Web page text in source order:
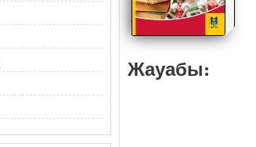
Жауабы: